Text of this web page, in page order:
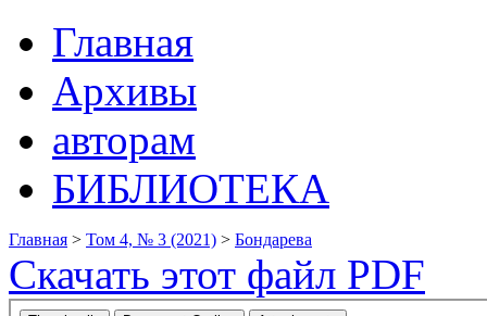
Главная
Архивы
авторам
БИБЛИОТЕКА
Главная > Том 4, № 3 (2021) > Бондарева
Скачать этот файл PDF